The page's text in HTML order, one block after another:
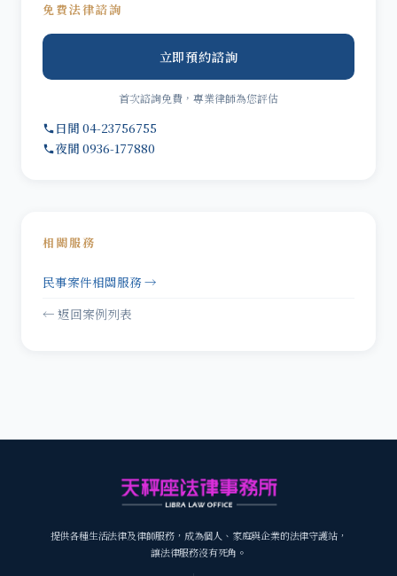
免費法律諮詢
立即預約諮詢
首次諮詢免費，專業律師為您評估
日間 04-23756755
夜間 0936-177880
相關服務
民事案件相關服務 →
← 返回案例列表
提供各種生活法律及律師服務，成為個人、家庭與企業的法律守護站，
讓法律服務沒有死角。